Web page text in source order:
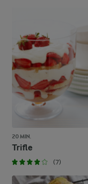
20 MIN.
Trifle
(7)